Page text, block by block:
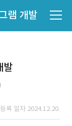
램 개발
발
등록 일자 2024.12.20.